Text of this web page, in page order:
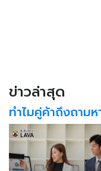
ข่าวล่าสุด
ทำไมคู่ค้าถึงถาม